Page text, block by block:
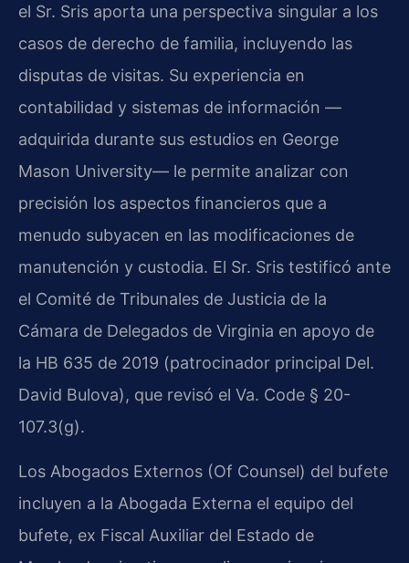
el Sr. Sris aporta una perspectiva singular a los
casos de derecho de familia, incluyendo las
disputas de visitas. Su experiencia en
contabilidad y sistemas de información —
adquirida durante sus estudios en George
Mason University— le permite analizar con
precisión los aspectos financieros que a
menudo subyacen en las modificaciones de
manutención y custodia. El Sr. Sris testificó ante
el Comité de Tribunales de Justicia de la
Cámara de Delegados de Virginia en apoyo de
la HB 635 de 2019 (patrocinador principal Del.
David Bulova), que revisó el Va. Code § 20-
107.3(g).
Los Abogados Externos (Of Counsel) del bufete
incluyen a la Abogada Externa el equipo del
bufete, ex Fiscal Auxiliar del Estado de